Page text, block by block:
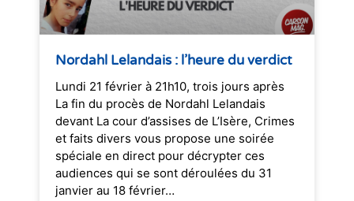
Nordahl Lelandais : l’heure du verdict
Lundi 21 février à 21h10, trois jours après
La fin du procès de Nordahl Lelandais
devant La cour d’assises de L’Isère, Crimes
et faits divers vous propose une soirée
spéciale en direct pour décrypter ces
audiences qui se sont déroulées du 31
janvier au 18 février…